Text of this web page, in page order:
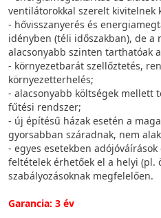
ventilátorokkal szerelt kivitelnek
- hővisszanyerés és
idényben (téli időszakban), de a
alacsonyabb szinten tarthatóak
- környezetbarát szellőztetés,
környezetterhelés;
- alacsonyabb költségek mellett
fűtési rendszer;
- új építésű házak esetén a
gyorsabban száradnak, nem
- egyes esetekben
feltételek érhetőek el a helyi (pl.
szabályozásoknak megfelelően.
Garancia: 3 év